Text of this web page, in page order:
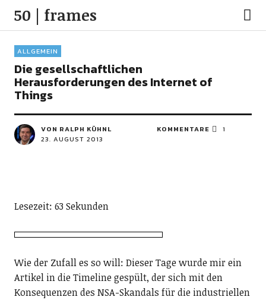
50 | frames
ALLGEMEIN
Die gesellschaftlichen
Herausforderungen des Internet of
Things
VON RALPH KÜHNL
23. AUGUST 2013
KOMMENTARE 1
Lesezeit: 63 Sekunden
Wie der Zufall es so will: Dieser Tage wurde mir ein
Artikel in die Timeline gespült, der sich mit den
Konsequenzen des NSA-Skandals für die industriellen